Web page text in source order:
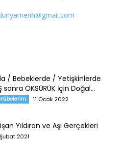
/ Bebeklerde / Yetişkinlerde
sonra ÖKSÜRÜK İçin Doğal...
11 Ocak 2022
Yıldıran ve Aşı Gerçekleri
2021